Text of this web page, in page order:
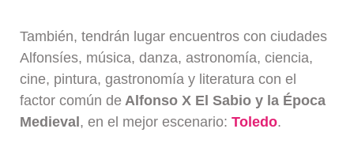
También, tendrán lugar encuentros con ciudades
Alfonsíes, música, danza, astronomía, ciencia,
cine, pintura, gastronomía y literatura con el
factor común de Alfonso X El Sabio y la Época
Medieval, en el mejor escenario:Toledo.